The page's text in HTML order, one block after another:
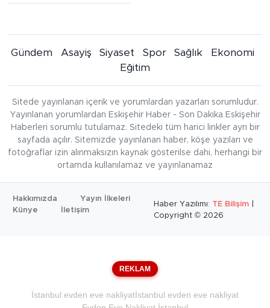
Gündem Asayiş Siyaset Spor Sağlık
Ekonomi
Eğitim
Sitede yayınlanan içerik ve yorumlardan yazarları sorumludur.
Yayınlanan yorumlardan Eskişehir Haber - Son Dakika Eskişehir
Haberleri sorumlu tutulamaz. Sitedeki tüm harici linkler ayrı bir
sayfada açılır. Sitemizde yayınlanan haber, köşe yazıları ve
fotoğraflar izin alınmaksızın kaynak gösterilse dahi, herhangi bir
ortamda kullanılamaz ve yayınlanamaz
Hakkımızda
Yayın İlkeleri
Künye
İletişim
Haber Yazılımı: TE Bilişim
Copyright © 2026
REKLAM
İstanbul evden eve nakliyatİstanbul evden eve nakliyat